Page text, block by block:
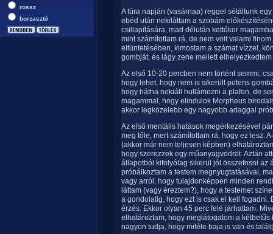
rossz
borzasztó
A túra napján (vasárnap) reggel sétáltunk
ebéd után nekiláttam a szobám
csillapítására, mad délután kettőkor
mint számítottam rá, de nem volt valami
eltüntetésében, kimostam a számat vízzel,
gombját, és lágy zene mellett
Az első 10-20 percben nem történt semmi,
hogy lehet, hogy nem is sikerült potens
hogy hátha nekiáll hullámozni a plafon, de
magammal, hogy elindulok Morpheus
akkor legközelebb egy nagyobb adaggal
Az első mentális hatások megérkezésével
meg tőle, mert számítottam rá, hogy ez lesz.
(akkor már nem teljesen képben)
hogy szerezzek egy műanyagvödröt. Aztán
állapotból kifolyólag sikerül jól összefosni az
próbálkoztam a testem megnyugtatásával,
vagy arról, hogy tulajdonképpen minden
láttam (vagy éreztem?), hogy a testemet
a gondolatig, hogy ezt is csak el kell
érzés. Ekkor olyan 45 perc felé járhattam.
elhatároztam, hogy meglátogatom a
nagyon tudja, hogy miféle baja is van és